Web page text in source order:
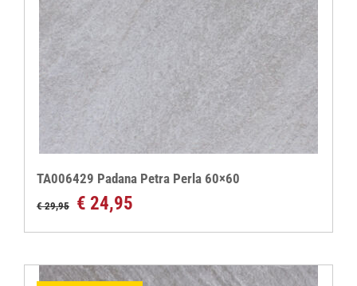
TA006429 Padana Petra Perla 60×60
€29,95
Oorspronkelijke
€ 29,95.
€ 24,95Huidige
€ 24,95.